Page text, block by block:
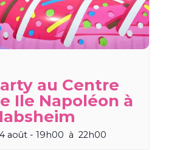
au Centre
Ile Napoléon à
août - 19h00 à 22h00